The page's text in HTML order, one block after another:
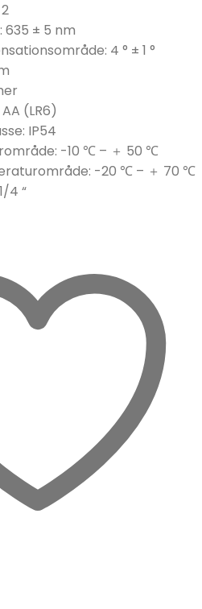
± 5 nm
4 ° ± 1 °
(LR6)
IP54
-10 ℃ – ＋ 50 ℃
-20 ℃ – ＋ 70 ℃
4 “